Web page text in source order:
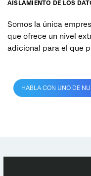
AISLAMIENTO DE LOS
Somos la única
que ofrece un nivel
adicional para el que
HABLA CON UNO DE